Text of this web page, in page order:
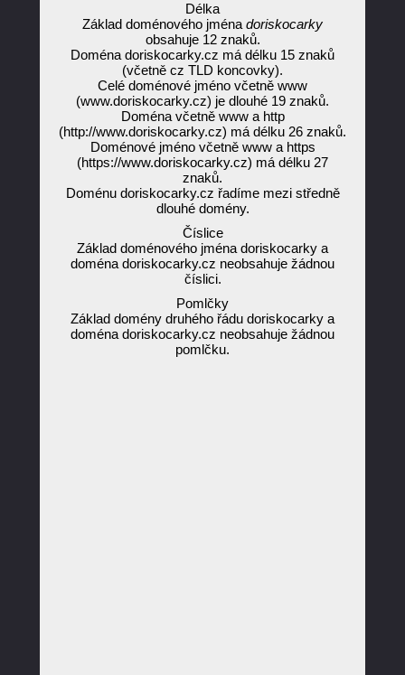
Délka
Základ doménového jména doriskocarky
obsahuje 12 znaků.
Doména doriskocarky.cz má délku 15 znaků
(včetně cz TLD koncovky).
Celé doménové jméno včetně www
(www.doriskocarky.cz) je dlouhé 19 znaků.
Doména včetně www a http
(http://www.doriskocarky.cz) má délku 26 znaků.
Doménové jméno včetně www a https
(https://www.doriskocarky.cz) má délku 27
znaků.
Doménu doriskocarky.cz řadíme mezi středně
dlouhé domény.
Číslice
Základ doménového jména doriskocarky a
doména doriskocarky.cz neobsahuje žádnou
číslici.
Pomlčky
Základ domény druhého řádu doriskocarky a
doména doriskocarky.cz neobsahuje žádnou
pomlčku.